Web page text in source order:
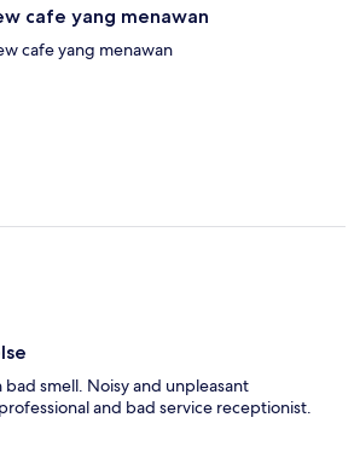
cafe yang menawan
cafe yang menawan
bad smell. Noisy and unpleasant
and bad service receptionist.